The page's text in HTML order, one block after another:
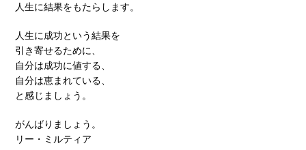
人生に結果をもたらします。
人生に成功という結果を
引き寄せるために、
自分は成功に値する、
自分は恵まれている、
と感じましょう。
がんばりましょう。
リー・ミルティア